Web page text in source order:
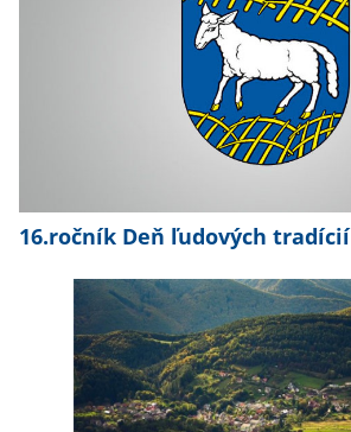
16.ročník Deň ľudových tradícií